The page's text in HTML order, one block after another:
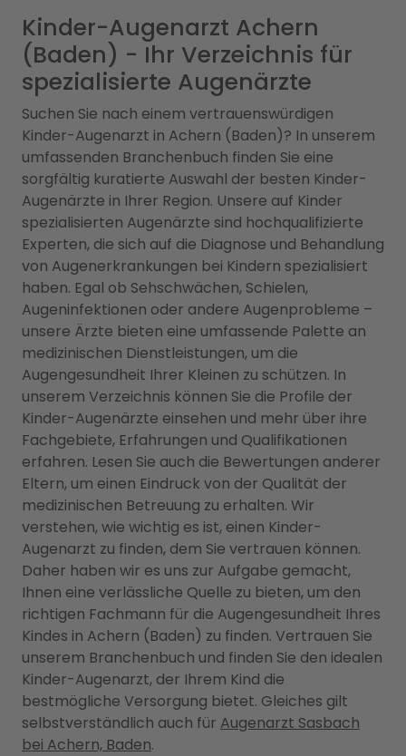
Kinder-Augenarzt Achern
(Baden) - Ihr Verzeichnis für
spezialisierte Augenärzte
Suchen Sie nach einem vertrauenswürdigen
Kinder-Augenarzt in Achern (Baden)? In unserem
umfassenden Branchenbuch finden Sie eine
sorgfältig kuratierte Auswahl der besten Kinder-
Augenärzte in Ihrer Region. Unsere auf Kinder
spezialisierten Augenärzte sind hochqualifizierte
Experten, die sich auf die Diagnose und Behandlung
von Augenerkrankungen bei Kindern spezialisiert
haben. Egal ob Sehschwächen, Schielen,
Augeninfektionen oder andere Augenprobleme –
unsere Ärzte bieten eine umfassende Palette an
medizinischen Dienstleistungen, um die
Augengesundheit Ihrer Kleinen zu schützen. In
unserem Verzeichnis können Sie die Profile der
Kinder-Augenärzte einsehen und mehr über ihre
Fachgebiete, Erfahrungen und Qualifikationen
erfahren. Lesen Sie auch die Bewertungen anderer
Eltern, um einen Eindruck von der Qualität der
medizinischen Betreuung zu erhalten. Wir
verstehen, wie wichtig es ist, einen Kinder-
Augenarzt zu finden, dem Sie vertrauen können.
Daher haben wir es uns zur Aufgabe gemacht,
Ihnen eine verlässliche Quelle zu bieten, um den
richtigen Fachmann für die Augengesundheit Ihres
Kindes in Achern (Baden) zu finden. Vertrauen Sie
unserem Branchenbuch und finden Sie den idealen
Kinder-Augenarzt, der Ihrem Kind die
bestmögliche Versorgung bietet. Gleiches gilt
selbstverständlich auch für Augenarzt Sasbach
bei Achern, Baden.